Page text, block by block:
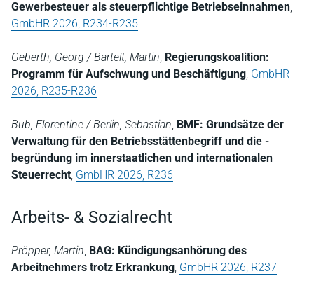
Gewerbesteuer als steuerpflichtige Betriebseinnahmen,
GmbHR 2026, R234-R235
Geberth, Georg / Bartelt, Martin, Regierungskoalition:
Programm für Aufschwung und Beschäftigung, GmbHR
2026, R235-R236
Bub, Florentine / Berlin, Sebastian, BMF: Grundsätze der
Verwaltung für den Betriebsstättenbegriff und die -
begründung im innerstaatlichen und internationalen
Steuerrecht, GmbHR 2026, R236
Arbeits- & Sozialrecht
Pröpper, Martin, BAG: Kündigungsanhörung des
Arbeitnehmers trotz Erkrankung, GmbHR 2026, R237